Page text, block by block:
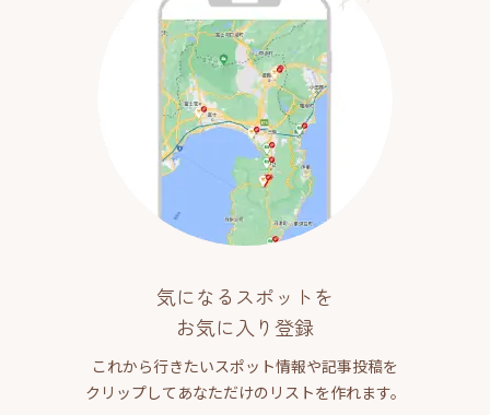
気になるスポットを
お気に入り登録
これから行きたいスポット情報や記事投稿を
クリップしてあなただけのリストを作れます。